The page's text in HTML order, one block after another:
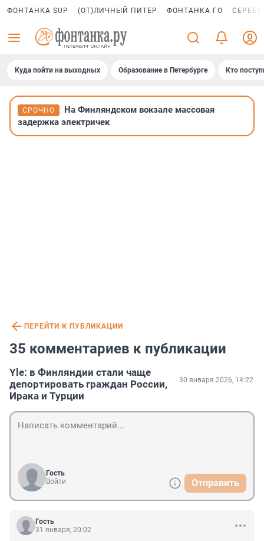
ФОНТАНКА SUP (ОТ)ЛИЧНЫЙ ПИТЕР ФОНТАНКА ГО
Куда пойти на выходных Образование в Петербурге Кто
СРОЧНО
На Финляндском вокзале массовая
задержка электричек
ПЕРЕЙТИ К ПУБЛИКАЦИИ
35 комментариев к публикации
Yle: в Финляндии стали чаще
депортировать граждан России,
Ирака и Турции
30 января 2026, 14:22
Гость
Войти
Отправить
Гость
31 января, 20:02